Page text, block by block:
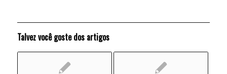
Talvez você goste dos artigos